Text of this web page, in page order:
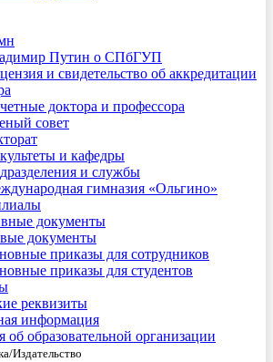
Путин о СПбГУП
и свидетельство об аккредитации
доктора и профессора
совет
и кафедры
и службы
гимназия «Ольгино»
документы
документы
приказы для сотрудников
приказы для студентов
реквизиты
информация
об образовательной организации
Издательство